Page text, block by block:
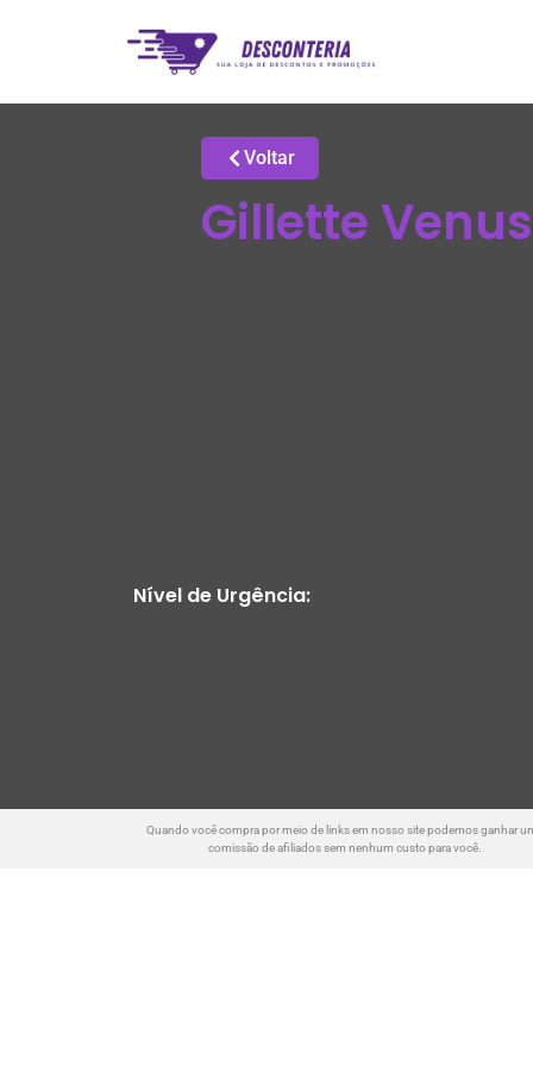
Voltar
Gillette
Nível de Urgência:
Quando você compra por meio de links em nosso site podemos ganhar
comissão de afiliados sem nenhum custo para você.